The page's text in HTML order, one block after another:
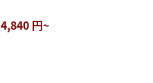
4,840 円~